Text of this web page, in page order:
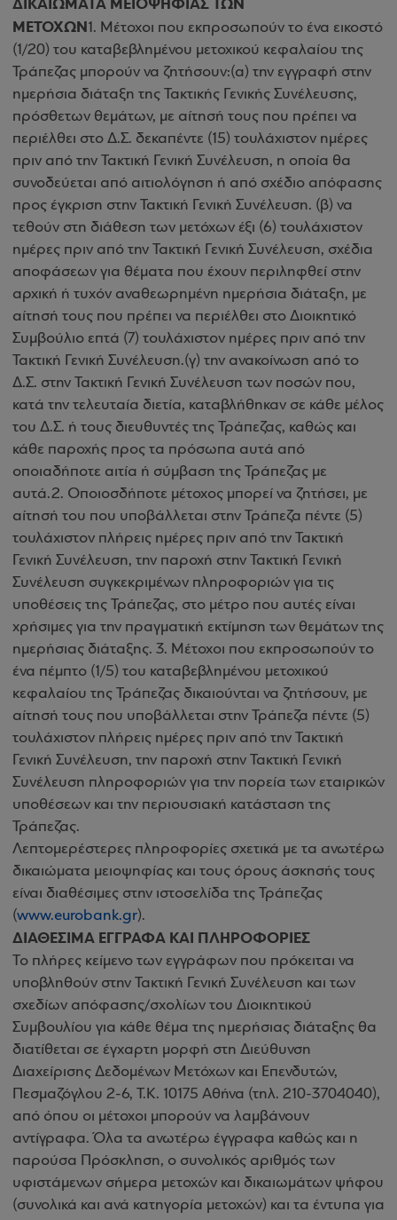
ΜΕΤΟΧΩΝ1. Μέτοχοι που εκπροσωπούν το ένα εικοστό
(1/20) του καταβεβλημένου μετοχικού κεφαλαίου της
Τράπεζας μπορούν να ζητήσουν:(α) την εγγραφή στην
ημερήσια διάταξη της Τακτικής Γενικής Συνέλευσης,
πρόσθετων θεμάτων, με αίτησή τους που πρέπει να
περιέλθει στο Δ.Σ. δεκαπέντε (15) τουλάχιστον ημέρες
πριν από την Τακτική Γενική Συνέλευση, η οποία θα
συνοδεύεται από αιτιολόγηση ή από σχέδιο απόφασης
προς έγκριση στην Τακτική Γενική Συνέλευση. (β) να
τεθούν στη διάθεση των μετόχων έξι (6) τουλάχιστον
ημέρες πριν από την Τακτική Γενική Συνέλευση, σχέδια
αποφάσεων για θέματα που έχουν περιληφθεί στην
αρχική ή τυχόν αναθεωρημένη ημερήσια διάταξη, με
αίτησή τους που πρέπει να περιέλθει στο Διοικητικό
Συμβούλιο επτά (7) τουλάχιστον ημέρες πριν από την
Τακτική Γενική Συνέλευση.(γ) την ανακοίνωση από το
Δ.Σ. στην Τακτική Γενική Συνέλευση των ποσών που,
κατά την τελευταία διετία, καταβλήθηκαν σε κάθε μέλος
του Δ.Σ. ή τους διευθυντές της Τράπεζας, καθώς και
κάθε παροχής προς τα πρόσωπα αυτά από
οποιαδήποτε αιτία ή σύμβαση της Τράπεζας με
αυτά.2. Οποιοσδήποτε μέτοχος μπορεί να ζητήσει, με
αίτησή του που υποβάλλεται στην Τράπεζα πέντε (5)
τουλάχιστον πλήρεις ημέρες πριν από την Τακτική
Γενική Συνέλευση, την παροχή στην Τακτική Γενική
Συνέλευση συγκεκριμένων πληροφοριών για τις
υποθέσεις της Τράπεζας, στο μέτρο που αυτές είναι
χρήσιμες για την πραγματική εκτίμηση των θεμάτων της
ημερήσιας διάταξης. 3. Μέτοχοι που εκπροσωπούν το
ένα πέμπτο (1/5) του καταβεβλημένου μετοχικού
κεφαλαίου της Τράπεζας δικαιούνται να ζητήσουν, με
αίτησή τους που υποβάλλεται στην Τράπεζα πέντε (5)
τουλάχιστον πλήρεις ημέρες πριν από την Τακτική
Γενική Συνέλευση, την παροχή στην Τακτική Γενική
Συνέλευση πληροφοριών για την πορεία των εταιρικών
υποθέσεων και την περιουσιακή κατάσταση της
Τράπεζας.
Λεπτομερέστερες πληροφορίες σχετικά με τα ανωτέρω
δικαιώματα μειοψηφίας και τους όρους άσκησής τους
είναι διαθέσιμες στην ιστοσελίδα της Τράπεζας
(www.eurobank.gr).
ΔΙΑΘΕΣΙΜΑ ΕΓΓΡΑΦΑ ΚΑΙ ΠΛΗΡΟΦΟΡΙΕΣ
Το πλήρες κείμενο των εγγράφων που πρόκειται να
υποβληθούν στην Τακτική Γενική Συνέλευση και των
σχεδίων απόφασης/σχολίων του Διοικητικού
Συμβουλίου για κάθε θέμα της ημερήσιας διάταξης θα
διατίθεται σε έγχαρτη μορφή στη Διεύθυνση
Διαχείρισης Δεδομένων Μετόχων και Επενδυτών,
Πεσμαζόγλου 2-6, Τ.Κ. 10175 Αθήνα (τηλ. 210-3704040),
από όπου οι μέτοχοι μπορούν να λαμβάνουν
αντίγραφα. Όλα τα ανωτέρω έγγραφα καθώς και η
παρούσα Πρόσκληση, ο συνολικός αριθμός των
υφιστάμενων σήμερα μετοχών και δικαιωμάτων ψήφου
(συνολικά και ανά κατηγορία μετοχών) και τα έντυπα για